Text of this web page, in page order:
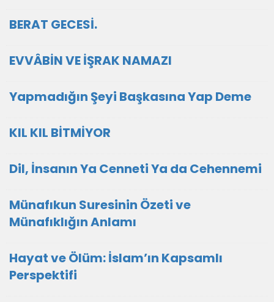
BERAT GECESİ.
EVVÂBİN VE İŞRAK NAMAZI
Yapmadığın Şeyi Başkasına Yap Deme
KIL KIL BİTMİYOR
Dil, İnsanın Ya Cenneti Ya da Cehennemi
Münafıkun Suresinin Özeti ve
Münafıklığın Anlamı
Hayat ve Ölüm: İslam’ın Kapsamlı
Perspektifi